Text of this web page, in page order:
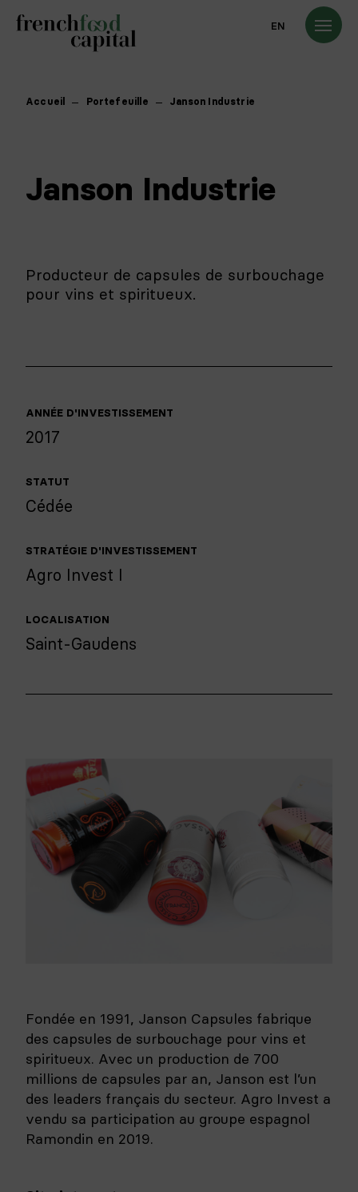
EN
Accueil Portefeuille Janson Industrie
Janson Industrie
Producteur de capsules de surbouchage
pour vins et spiritueux.
ANNÉE D'INVESTISSEMENT
2017
STATUT
Cédée
STRATÉGIE D'INVESTISSEMENT
Agro Invest I
LOCALISATION
Saint-Gaudens
Fondée en 1991, Janson Capsules fabrique
des capsules de surbouchage pour vins et
spiritueux. Avec un production de 700
millions de capsules par an, Janson est l’un
des leaders français du secteur. Agro Invest a
vendu sa participation au groupe espagnol
Ramondin en 2019.